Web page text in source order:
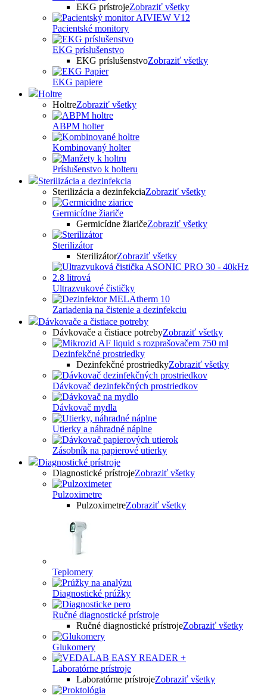
EKG prístrojeZobraziť všetky
Pacientské monitory
EKG príslušenstvo
EKG príslušenstvoZobraziť všetky
EKG papiere
Holtre
HoltreZobraziť všetky
ABPM holter
Kombinovaný holter
Príslušenstvo k holteru
Sterilizácia a dezinfekcia
Sterilizácia a dezinfekciaZobraziť všetky
Germicídne žiariče
Germicídne žiaričeZobraziť všetky
Sterilizátor
SterilizátorZobraziť všetky
Ultrazvukové čističky
Zariadenia na čistenie a dezinfekciu
Dávkovače a čistiace potreby
Dávkovače a čistiace potrebyZobraziť všetky
Dezinfekčné prostriedky
Dezinfekčné prostriedkyZobraziť všetky
Dávkovač dezinfekčných prostriedkov
Dávkovač mydla
Utierky a náhradné náplne
Zásobník na papierové utierky
Diagnostické prístroje
Diagnostické prístrojeZobraziť všetky
Pulzoximetre
PulzoximetreZobraziť všetky
Teplomery
Diagnostické prúžky
Ručné diagnostické prístroje
Ručné diagnostické prístrojeZobraziť všetky
Glukomery
Laboratórne prístroje
Laboratórne prístrojeZobraziť všetky